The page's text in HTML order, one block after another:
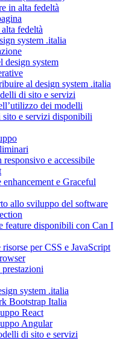
in alta fedeltà
fedeltà
system .italia
design system
al design system .italia
di sito e servizi
dei modelli
e servizi disponibili
responsivo e accessibile
e Graceful
allo sviluppo del software
feature disponibili con Can I
per CSS e JavaScript
system .italia
Bootstrap Italia
React
Angular
di sito e servizi